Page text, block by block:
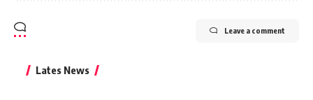
Leave a comment
Lates News